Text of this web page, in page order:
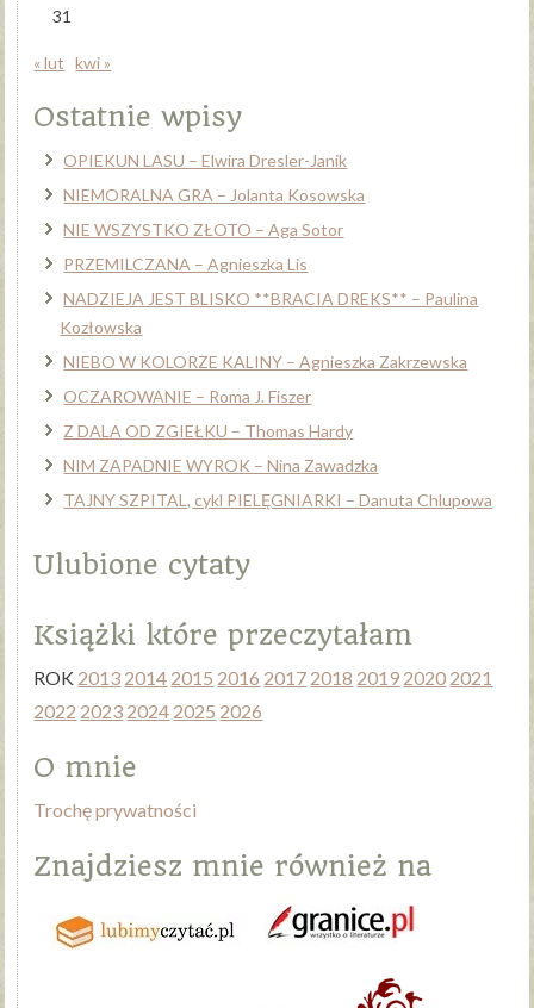
31
« lut kwi »
Ostatnie wpisy
OPIEKUN LASU – Elwira Dresler-Janik
NIEMORALNA GRA – Jolanta Kosowska
NIE WSZYSTKO ZŁOTO – Aga Sotor
PRZEMILCZANA – Agnieszka Lis
NADZIEJA JEST BLISKO **BRACIA DREKS** – Paulina
Kozłowska
NIEBO W KOLORZE KALINY – Agnieszka Zakrzewska
OCZAROWANIE – Roma J. Fiszer
Z DALA OD ZGIEŁKU – Thomas Hardy
NIM ZAPADNIE WYROK – Nina Zawadzka
TAJNY SZPITAL, cykl PIELĘGNIARKI – Danuta Chlupowa
Ulubione cytaty
Książki które przeczytałam
ROK 2013 2014 2015 2016 2017 2018 2019 2020 2021
2022 2023 2024 2025 2026
O mnie
Trochę prywatności
Znajdziesz mnie również na